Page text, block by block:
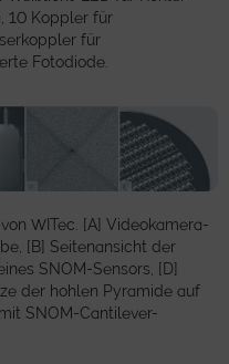
10 Koppler für
für
Fotodiode.
WITec. [A] Videokamera-
[B] Seitenansicht der
SNOM-Sensors, [D]
der hohlen Pyramide auf
SNOM-Cantilever-